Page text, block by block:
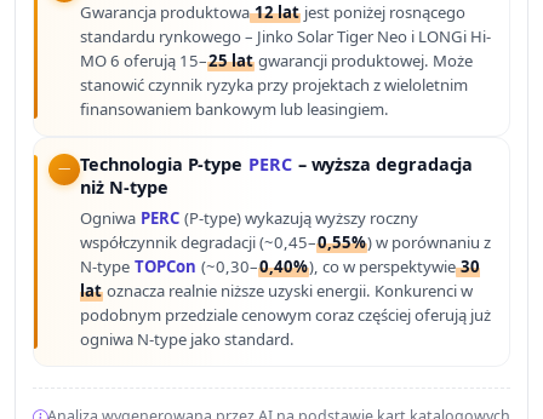
Gwarancja produktowa12 lat jest poniżej rosnącego
standardu rynkowego – Jinko Solar Tiger Neo i LONGi Hi-
MO 6 oferują 15–25 lat gwarancji produktowej. Może
stanowić czynnik ryzyka przy projektach z wieloletnim
finansowaniem bankowym lub leasingiem.
Technologia P-type PERC – wyższa degradacja
niż N-type
Ogniwa PERC (P-type) wykazują wyższy roczny
współczynnik degradacji (~0,45–0,55%) w porównaniu z
N-type TOPCon (~0,30–0,40%), co w perspektywie30
lat oznacza realnie niższe uzyski energii. Konkurenci w
podobnym przedziale cenowym coraz częściej oferują już
ogniwa N-type jako standard.